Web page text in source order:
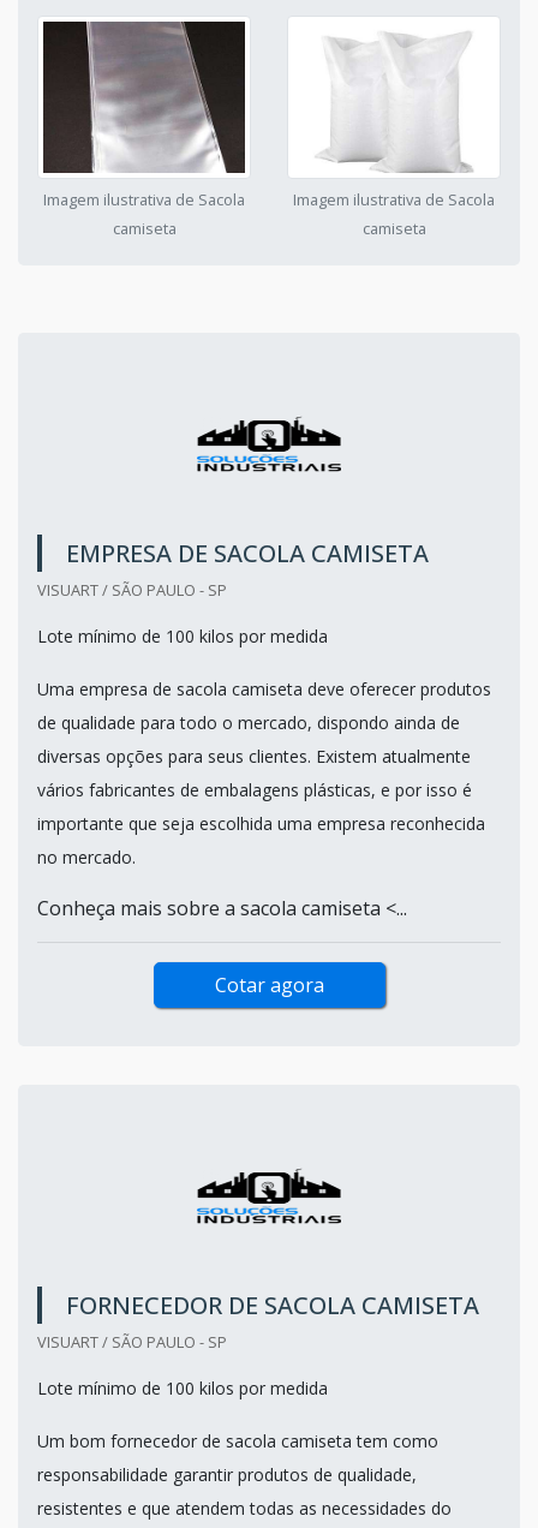
Imagem ilustrativa de Sacola
camiseta
Imagem ilustrativa de Sacola
camiseta
EMPRESA DE SACOLA CAMISETA
VISUART / SÃO PAULO - SP
Lote mínimo de 100 kilos por medida
Uma empresa de sacola camiseta deve oferecer produtos
de qualidade para todo o mercado, dispondo ainda de
diversas opções para seus clientes. Existem atualmente
vários fabricantes de embalagens plásticas, e por isso é
importante que seja escolhida uma empresa reconhecida
no mercado.
Conheça mais sobre a sacola camiseta <...
Cotar agora
FORNECEDOR DE SACOLA CAMISETA
VISUART / SÃO PAULO - SP
Lote mínimo de 100 kilos por medida
Um bom fornecedor de sacola camiseta tem como
responsabilidade garantir produtos de qualidade,
resistentes e que atendem todas as necessidades do